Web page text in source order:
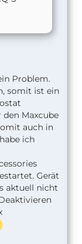
Problem.
somit ist ein
den Maxcube
auch in
ich
Gerät
aktuell nicht